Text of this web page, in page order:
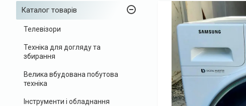
Каталог товарів
Телевізори
Техніка для догляду та
збирання
Велика вбудована побутова
техніка
Інструменти і обладнання